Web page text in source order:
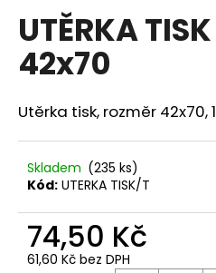
produktu
je
0,0
z
hvězdiček.
UTĚRKA
42x70
Utěrka tisk, rozměr 42x70,
Skladem (235 ks)
Kód: UTERKA TISK/T
74,50 Kč
61,60 Kč bez DPH
a
j
í
?
HLEDAT